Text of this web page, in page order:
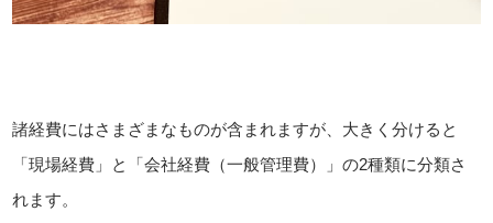
諸経費にはさまざまなものが含まれますが、大きく分けると
「現場経費」と「会社経費（一般管理費）」の2種類に分類さ
れます。